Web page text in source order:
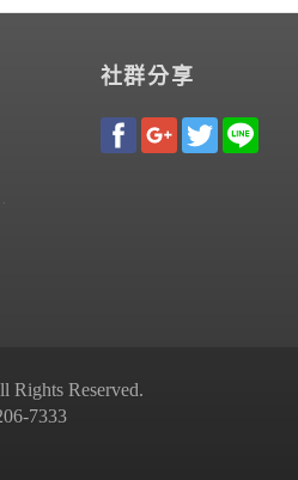
社群分享
Reserved.
7333